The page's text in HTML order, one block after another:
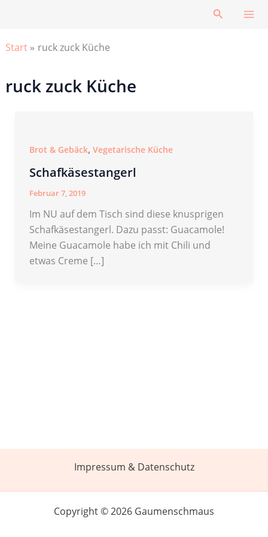
Suchen
Start ruck zuck Küche
ruck zuck Küche
Brot & Gebäck, Vegetarische Küche
Schafkäsestangerl
Februar 7, 2019
Im NU auf dem Tisch sind diese knusprigen
Schafkäsestangerl. Dazu passt: Guacamole!
Meine Guacamole habe ich mit Chili und
etwas Creme […]
Impressum & Datenschutz
Copyright © 2026 Gaumenschmaus